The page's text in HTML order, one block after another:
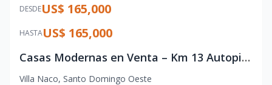
DESDEUS$ 165,000
HASTAUS$ 165,000
Casas Modernas en Venta – Km 13 Autopista Duarte
Villa Naco, Santo Domingo Oeste